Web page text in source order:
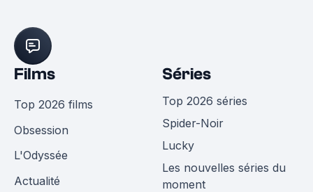
Films
Top 2026 films
Obsession
L'Odyssée
Actualité
Séries
Top 2026 séries
Spider-Noir
Lucky
Les nouvelles séries du
moment